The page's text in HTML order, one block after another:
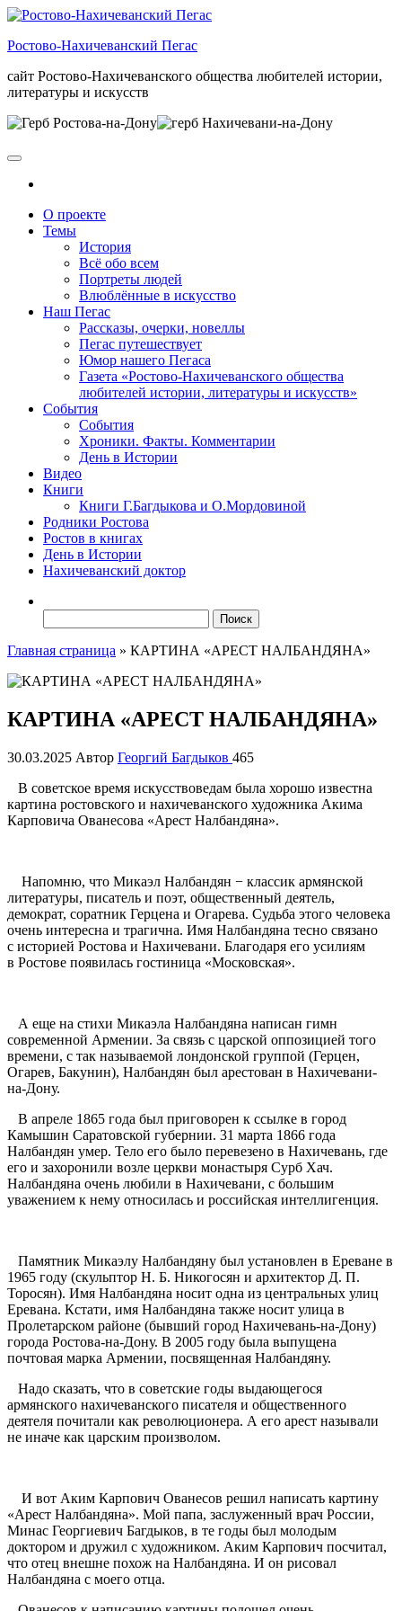
Skip
the
Ростово-Нахичеванский Пегас
сайт Ростово-Нахичеванского общества любителей истории,
литературы и искусств
О проекте
Темы
История
Всё обо всем
Портреты людей
Влюблённые в искусство
Наш Пегас
Рассказы, очерки, новеллы
Пегас путешествует
Юмор нашего Пегаса
Газета «Ростово-Нахичеванского общества
любителей истории, литературы и искусств»
События
События
Хроники. Факты. Комментарии
День в Истории
Видео
Книги
Книги Г.Багдыкова и О.Мордовиной
Родники Ростова
Ростов в книгах
День в Истории
Нахичеванский доктор
Главная страница » КАРТИНА «АРЕСТ НАЛБАНДЯНА»
КАРТИНА «АРЕСТ НАЛБАНДЯНА»
30.03.2025 Автор Георгий Багдыков 465
В советское время искусствоведам была хорошо известна
картина ростовского и нахичеванского художника Акима
Карповича Ованесова «Арест Налбандяна».
Напомню, что Микаэл Налбандян − классик армянской
литературы, писатель и поэт, общественный деятель,
демократ, соратник Герцена и Огарева. Судьба этого человека
очень интересна и трагична. Имя Налбандяна тесно связано
с историей Ростова и Нахичевани. Благодаря его усилиям
в Ростове появилась гостиница «Московская».
А еще на стихи Микаэла Налбандяна написан гимн
современной Армении. За связь с царской оппозицией того
времени, с так называемой лондонской группой (Герцен,
Огарев, Бакунин), Налбандян был арестован в Нахичевани-
на-Дону.
В апреле 1865 года был приговорен к ссылке в город
Камышин Саратовской губернии. 31 марта 1866 года
Налбандян умер. Тело его было перевезено в Нахичевань, где
его и захоронили возле церкви монастыря Сурб Хач.
Налбандяна очень любили в Нахичевани, с большим
уважением к нему относилась и российская интеллигенция.
Памятник Микаэлу Налбандяну был установлен в Ереване в
1965 году (скульптор Н. Б. Никогосян и архитектор Д. П.
Торосян). Имя Налбандяна носит одна из центральных улиц
Еревана. Кстати, имя Налбандяна также носит улица в
Пролетарском районе (бывший город Нахичевань-на-Дону)
города Ростова-на-Дону. В 2005 году была выпущена
почтовая марка Армении, посвященная Налбандяну.
Надо сказать, что в советские годы выдающегося
армянского нахичеванского писателя и общественного
деятеля почитали как революционера. А его арест называли
не иначе как царским произволом.
И вот Аким Карпович Ованесов решил написать картину
«Арест Налбандяна». Мой папа, заслуженный врач России,
Минас Георгиевич Багдыков, в те годы был молодым
доктором и дружил с художником. Аким Карпович посчитал,
что отец внешне похож на Налбандяна. И он рисовал
Налбандяна с моего отца.